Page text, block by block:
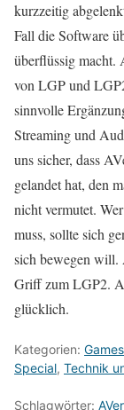
kurzzeitig
Fall die Software
überflüssig macht.
von LGP und
sinnvolle
Streaming und
uns sicher, dass
gelandet hat, den
nicht vermutet.
muss, sollte sich
sich bewegen will.
Griff zum LGP2.
glücklich.
Kategorien: Games
Special, Technik
Schlagwörter: